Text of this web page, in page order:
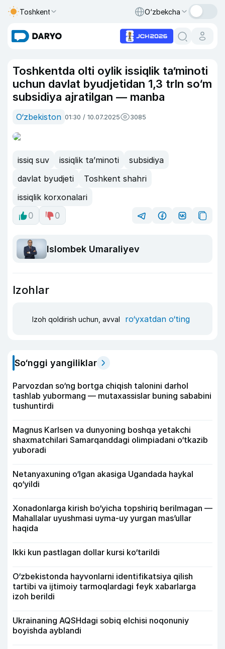
Toshkent O‘zbekcha
Toshkentda olti oylik issiqlik taʼminoti
uchun davlat byudjetidan 1,3 trln so‘m
subsidiya ajratilgan — manba
O‘zbekiston 01:30 / 10.07.2025 3085
issiq suv issiqlik taʼminoti
subsidiya
davlat byudjeti
Toshkent shahri
issiqlik korxonalari
0
0
Islombek Umaraliyev
Izohlar
Izoh qoldirish uchun, avval ro‘yxatdan o‘ting
So‘nggi yangiliklar
Parvozdan so‘ng bortga chiqish talonini darhol
tashlab yubormang — mutaxassislar buning sababini
tushuntirdi
Magnus Karlsen va dunyoning boshqa yetakchi
shaxmatchilari Samarqanddagi olimpiadani o‘tkazib
yuboradi
Netanyaxuning o‘lgan akasiga Ugandada haykal
qo‘yildi
Xonadonlarga kirish bo‘yicha topshiriq berilmagan —
Mahallalar uyushmasi uyma-uy yurgan mas’ullar
haqida
Ikki kun pastlagan dollar kursi ko‘tarildi
O‘zbekistonda hayvonlarni identifikatsiya qilish
tartibi va ijtimoiy tarmoqlardagi feyk xabarlarga
izoh berildi
Ukrainaning AQSHdagi sobiq elchisi noqonuniy
boyishda ayblandi